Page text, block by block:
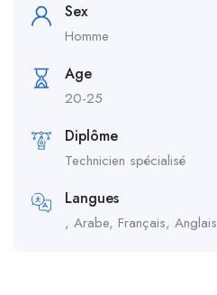
Sex
Homme
Age
20-25
Diplôme
Technicien spécialisé
Langues
, Arabe, Français, Anglais